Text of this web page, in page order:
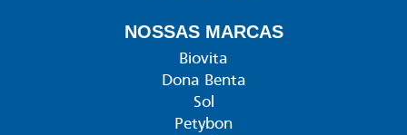
NOSSAS MARCAS
Biovita
Dona Benta
Sol
Petybon